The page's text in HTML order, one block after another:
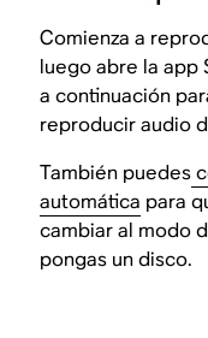
Comienza a
luego abre la app
a continuación
reproducir audio
También puedes
automática para
cambiar al modo
pongas un disco.